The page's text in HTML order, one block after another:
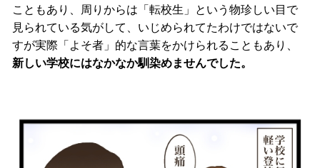
こともあり、周りからは「転校生」という物珍しい目で
見られている気がして、いじめられてたわけではないで
すが実際「よそ者」的な言葉をかけられることもあり、
新しい学校にはなかなか馴染めませんでした。